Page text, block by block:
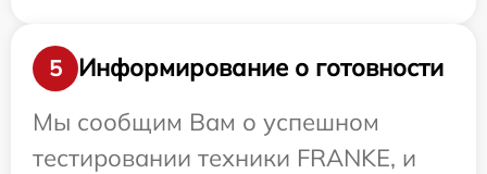
5
Информирование о готовности
Мы сообщим Вам о успешном
тестировании техники FRANKE, и